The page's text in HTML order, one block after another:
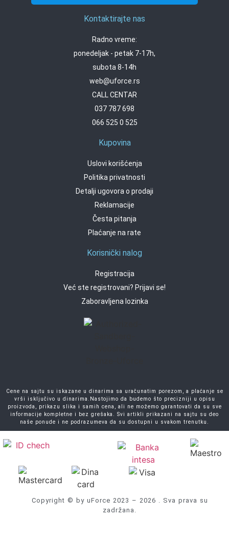
Kontaktirajte nas
Radno vreme:
ponedeljak - petak 7-17h,
subota 8-14h
web@uforce.rs
CALL CENTAR
037 787 698
066 525 0 525
Kupovina
Uslovi korišćenja
Politika privatnosti
Detalji ugovora o prodaji
Reklamacije
Česta pitanja
Plaćanje na rate
Korisnički nalog
Registracija
Već ste registrovani? Prijavi se!
Zaboravljena lozinka
Cene na sajtu su iskazane u dinarima sa uračunatim porezom, a plaćanje se
vrši isključivo u dinarima.Nastojimo da budemo što precizniji u opisu
proizvoda, prikazu slika i samih cena, ali ne možemo garantovati da su sve
informacije kompletne i bez grešaka. Svi artikli prikazani na sajtu su deo
naše ponude i ne podrazumeva da su dostupni u svakom trenutku.
Copyright © by uForce 2023 – 2026 . Sva prava su
zadržana.